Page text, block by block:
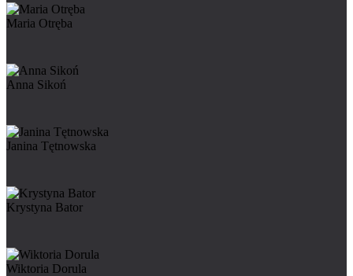
Maria Otręba
Anna Sikoń
Janina Tętnowska
Krystyna Bator
Wiktoria Dorula